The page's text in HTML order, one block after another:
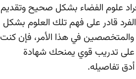
علوم الفضاء بشكل صحيح وتقديم
قادر على فهم تلك العلوم بشكل
في هذا الأمر، فإن كنت
على تدريب قوي يمنحك شهادة
تفاصيله.